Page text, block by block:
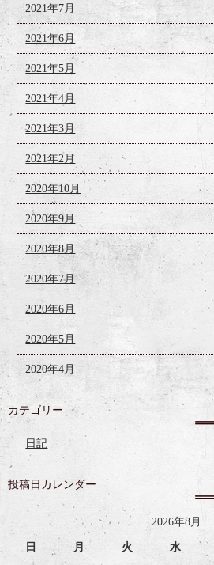
2021年7月
2021年6月
2021年5月
2021年4月
2021年3月
2021年2月
2020年10月
2020年9月
2020年8月
2020年7月
2020年6月
2020年5月
2020年4月
カテゴリー
日記
投稿日カレンダー
2026年8月
日 月 火 水